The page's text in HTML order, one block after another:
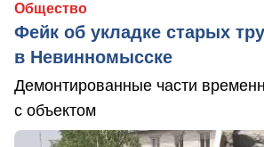
Общество
Фейк об укладке старых
в Невинномысске
Демонтированные части
с объектом